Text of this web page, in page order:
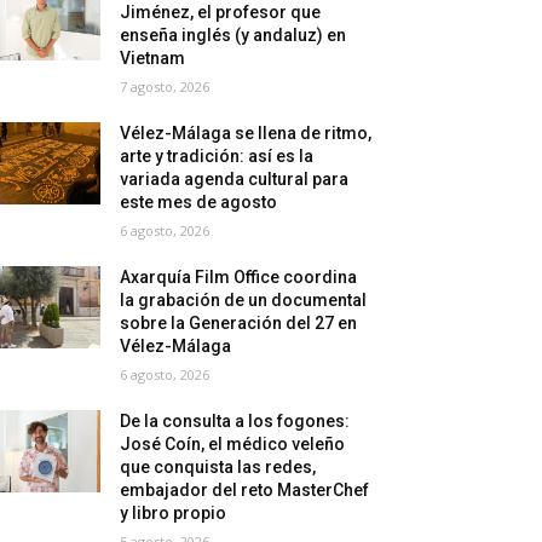
Jiménez, el profesor que
enseña inglés (y andaluz) en
Vietnam
7 agosto, 2026
Vélez-Málaga se llena de ritmo,
arte y tradición: así es la
variada agenda cultural para
este mes de agosto
6 agosto, 2026
Axarquía Film Office coordina
la grabación de un documental
sobre la Generación del 27 en
Vélez-Málaga
6 agosto, 2026
De la consulta a los fogones:
José Coín, el médico veleño
que conquista las redes,
embajador del reto MasterChef
y libro propio